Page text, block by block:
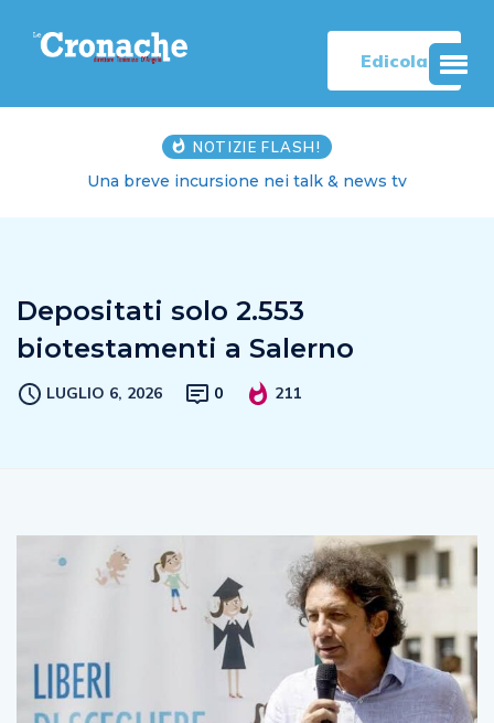
Edicola
NOTIZIE FLASH!
Una breve incursione nei talk & news tv
Depositati solo 2.553
biotestamenti a Salerno
LUGLIO 6, 2026 0 211